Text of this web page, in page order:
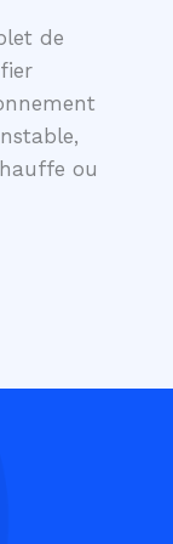
de
ou